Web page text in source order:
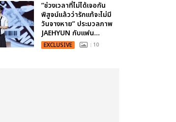
“ช่วงเวลาที่ไม่ได้เจอกัน
พิสูจน์แล้วว่ารักแท้จะไม่มี
วันจางหาย” ประมวลภาพ
JAEHYUN กับแฟน...
EXCLUSIVE : 10